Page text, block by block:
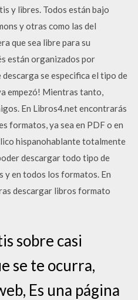
y libres. Todos están bajo
y otras como las del
que sea libre para su
están organizados por
se especifica el tipo de
empezó! Mientras tanto,
En Libros4.net encontrarás
formatos, ya sea en PDF o en
hispanohablante totalmente
descargar todo tipo de
y en todos los formatos. En
descargar libros formato
sobre casi
se te ocurra,
Es una página